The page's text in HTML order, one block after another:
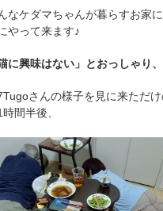
なケダマちゃんが暮らすお家
やって来ます♪
に興味はない」とおっしゃり、
さんの様子を見に来ただけ
間半後、
PECOアプリをダウンロード済